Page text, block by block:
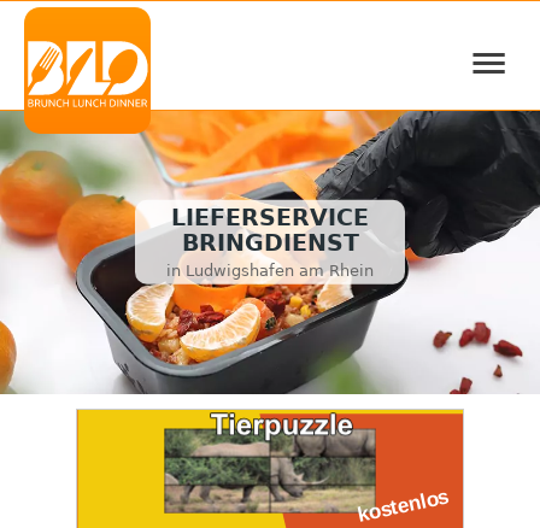
≡
LIEFERSERVICE
BRINGDIENST
in Ludwigshafen am Rhein